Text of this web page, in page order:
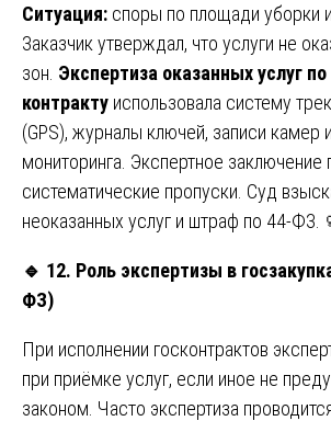
Ситуация: споры по площади уборки
Заказчик утверждал, что услуги не
зон. Экспертиза оказанных услуг по
контракту использовала систему
(GPS), журналы ключей, записи камер
мониторинга. Экспертное заключение
систематические пропуски. Суд
неоказанных услуг и штраф по 44-ФЗ.
🔹 12. Роль экспертизы в
ФЗ)
При исполнении госконтрактов
при приёмке услуг, если иное не
законом. Часто экспертиза